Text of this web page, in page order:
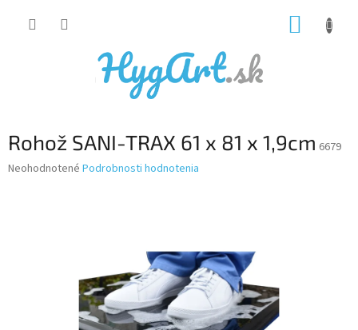
Rohož SANI-TRAX 61 x 81 x 1,9cm 6679
Priemerné
Neohodnotené Podrobnosti hodnotenia